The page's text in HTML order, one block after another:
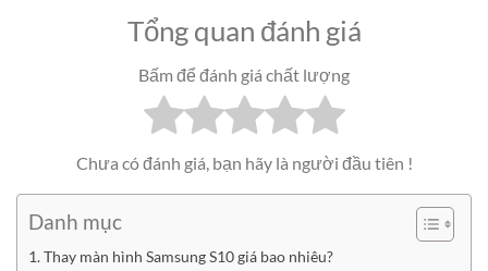
Tổng quan đánh giá
Bấm để đánh giá chất lượng
Chưa có đánh giá, bạn hãy là người đầu tiên !
Danh mục
Thay màn hình Samsung S10 giá bao nhiêu?